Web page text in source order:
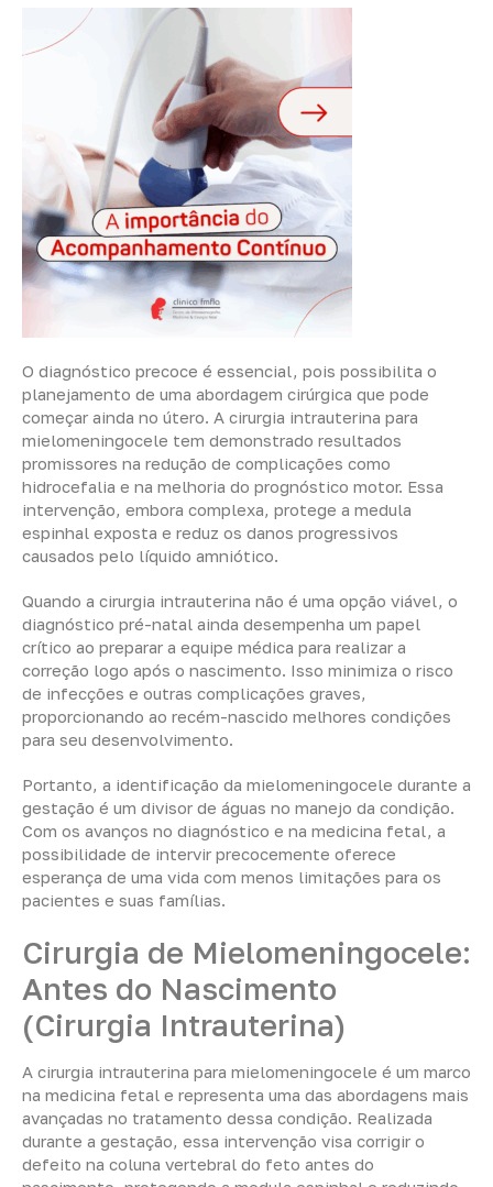
O diagnóstico precoce é essencial, pois possibilita o
planejamento de uma abordagem cirúrgica que pode
começar ainda no útero. A cirurgia intrauterina para
mielomeningocele tem demonstrado resultados
promissores na redução de complicações como
hidrocefalia e na melhoria do prognóstico motor. Essa
intervenção, embora complexa, protege a medula
espinhal exposta e reduz os danos progressivos
causados pelo líquido amniótico.
Quando a cirurgia intrauterina não é uma opção viável, o
diagnóstico pré-natal ainda desempenha um papel
crítico ao preparar a equipe médica para realizar a
correção logo após o nascimento. Isso minimiza o risco
de infecções e outras complicações graves,
proporcionando ao recém-nascido melhores condições
para seu desenvolvimento.
Portanto, a identificação da mielomeningocele durante a
gestação é um divisor de águas no manejo da condição.
Com os avanços no diagnóstico e na medicina fetal, a
possibilidade de intervir precocemente oferece
esperança de uma vida com menos limitações para os
pacientes e suas famílias.
Cirurgia de Mielomeningocele:
Antes do Nascimento
(Cirurgia Intrauterina)
A cirurgia intrauterina para mielomeningocele é um marco
na medicina fetal e representa uma das abordagens mais
avançadas no tratamento dessa condição. Realizada
durante a gestação, essa intervenção visa corrigir o
defeito na coluna vertebral do feto antes do